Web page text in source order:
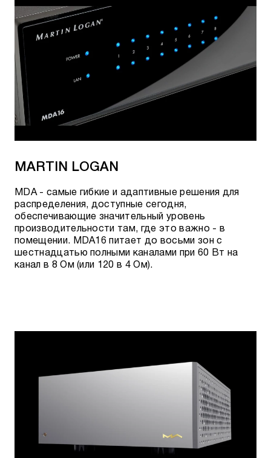
MARTIN LOGAN
MDA - самые гибкие и адаптивные решения для
распределения, доступные сегодня,
обеспечивающие значительный уровень
производительности там, где это важно - в
помещении. MDA16 питает до восьми зон с
шестнадцатью полными каналами при 60 Вт на
канал в 8 Ом (или 120 в 4 Ом).